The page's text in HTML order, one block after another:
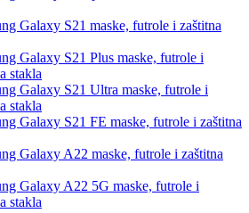
Galaxy S21 maske, futrole i zaštitna
Galaxy S21 Plus maske, futrole i
stakla
Galaxy S21 Ultra maske, futrole i
stakla
Galaxy S21 FE maske, futrole i zaštitna
Galaxy A22 maske, futrole i zaštitna
Galaxy A22 5G maske, futrole i
stakla